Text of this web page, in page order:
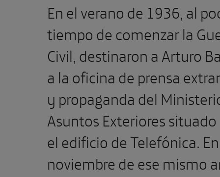
En el verano de 1936, al
tiempo de comenzar la
Civil, destinaron a Arturo
a la oficina de prensa
y propaganda del
Asuntos Exteriores
el edificio de Telefónica. En
noviembre de ese mismo